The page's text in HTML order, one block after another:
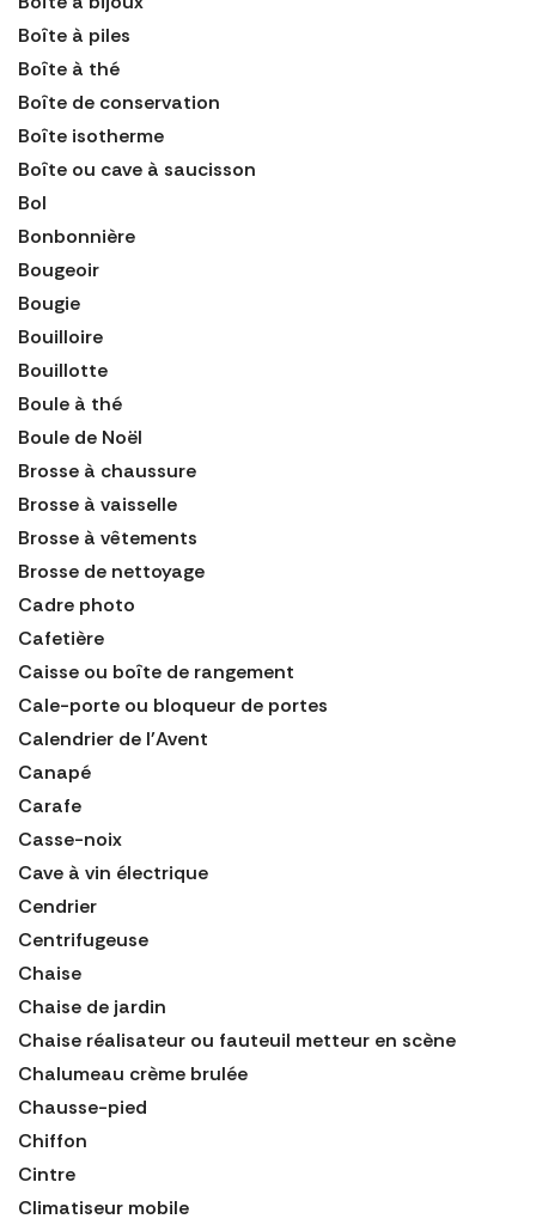
Boîte à piles
Boîte à thé
Boîte de conservation
Boîte isotherme
Boîte ou cave à saucisson
Bol
Bonbonnière
Bougeoir
Bougie
Bouilloire
Bouillotte
Boule à thé
Boule de Noël
Brosse à chaussure
Brosse à vaisselle
Brosse à vêtements
Brosse de nettoyage
Cadre photo
Cafetière
Caisse ou boîte de rangement
Cale-porte ou bloqueur de portes
Calendrier de l'Avent
Canapé
Carafe
Casse-noix
Cave à vin électrique
Cendrier
Centrifugeuse
Chaise
Chaise de jardin
Chaise réalisateur ou fauteuil metteur en scène
Chalumeau crème brulée
Chausse-pied
Chiffon
Cintre
Climatiseur mobile